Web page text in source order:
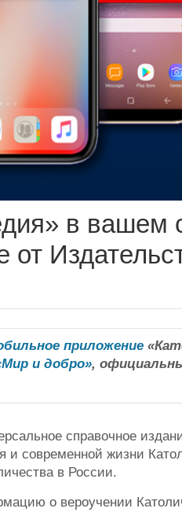
в вашем
приложение
и добро»,
справочное
и современной жизни
в России.
о вероучении